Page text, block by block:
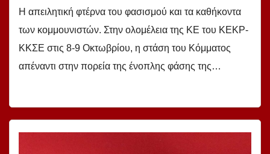
ΚΕΚΡ-ΚΚΣΕ (9 Οκτωβρίου 2022)
Η απειλητική φτέρνα του φασισμού και τα καθήκοντα
των κομμουνιστών. Στην ολομέλεια της ΚΕ του ΚΕΚΡ-
ΚΚΣΕ στις 8-9 Οκτωβρίου, η στάση του Κόμματος
απέναντι στην πορεία της ένοπλης φάσης της…